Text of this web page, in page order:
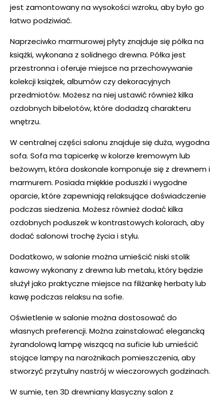
jest zamontowany na wysokości wzroku, aby było go
łatwo podziwiać.
Naprzeciwko marmurowej płyty znajduje się półka na
książki, wykonana z solidnego drewna. Półka jest
przestronna i oferuje miejsce na przechowywanie
kolekcji książek, albumów czy dekoracyjnych
przedmiotów. Możesz na niej ustawić również kilka
ozdobnych bibelotów, które dodadzą charakteru
wnętrzu.
W centralnej części salonu znajduje się duża, wygodna
sofa. Sofa ma tapicerkę w kolorze kremowym lub
beżowym, która doskonale komponuje się z drewnem i
marmurem. Posiada miękkie poduszki i wygodne
oparcie, które zapewniają relaksujące doświadczenie
podczas siedzenia. Możesz również dodać kilka
ozdobnych poduszek w kontrastowych kolorach, aby
dodać salonowi trochę życia i stylu.
Dodatkowo, w salonie można umieścić niski stolik
kawowy wykonany z drewna lub metalu, który będzie
służył jako praktyczne miejsce na filiżankę herbaty lub
kawę podczas relaksu na sofie.
Oświetlenie w salonie można dostosować do
własnych preferencji. Można zainstalować elegancką
żyrandolową lampę wiszącą na suficie lub umieścić
stojące lampy na narożnikach pomieszczenia, aby
stworzyć przytulny nastrój w wieczorowych godzinach.
W sumie, ten 3D drewniany klasyczny salon z